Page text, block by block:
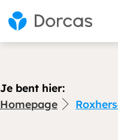
Je bent hier:
Homepage